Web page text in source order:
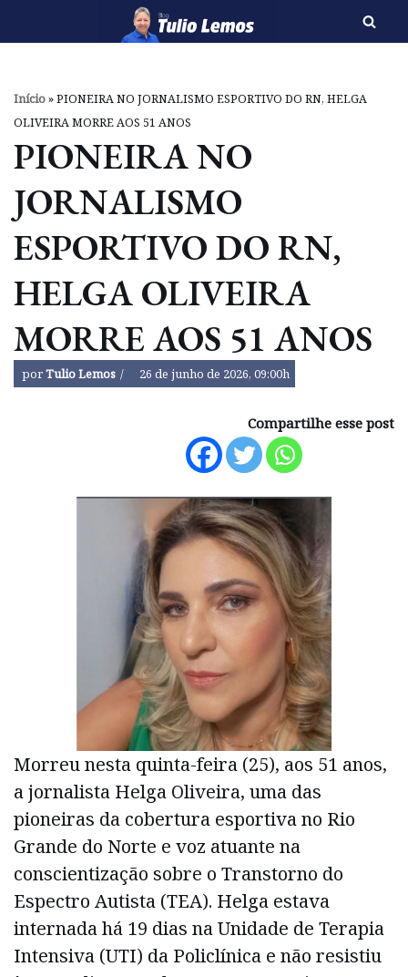
o
conteúdo
Início»PIONEIRA NO JORNALISMO ESPORTIVO DO RN, HELGA
OLIVEIRA MORRE AOS 51 ANOS
PIONEIRA NO
JORNALISMO
ESPORTIVO DO RN,
HELGA OLIVEIRA
MORRE AOS 51 ANOS
porTulio Lemos 26 de junho de 2026, 09:00h
Compartilhe esse post
Morreu nesta quinta-feira (25), aos 51 anos,
a jornalista Helga Oliveira, uma das
pioneiras da cobertura esportiva no Rio
Grande do Norte e voz atuante na
conscientização sobre o Transtorno do
Espectro Autista (TEA). Helga estava
internada há 19 dias na Unidade de Terapia
Intensiva (UTI) da Policlínica e não resistiu